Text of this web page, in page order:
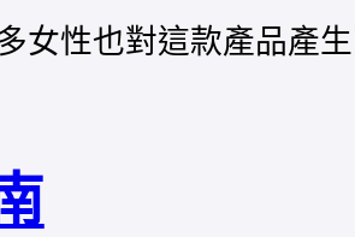
女性也對這款產品產生